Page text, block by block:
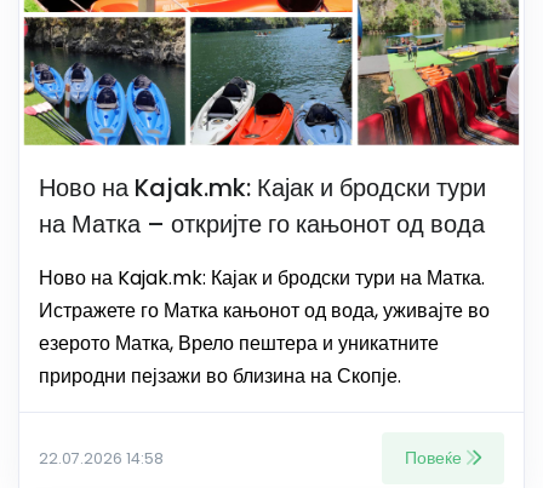
Ново на Kajak.mk: Кајак и бродски тури
на Матка – откријте го кањонот од вода
Ново на Kajak.mk: Кајак и бродски тури на Матка.
Истражете го Матка кањонот од вода, уживајте во
езерото Матка, Врело пештера и уникатните
природни пејзажи во близина на Скопје.
22.07.2026 14:58 Повеќе